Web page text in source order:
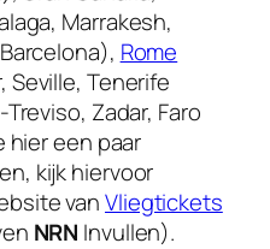
Marrakesh,
Rome
Seville, Tenerife
Zadar, Faro
een paar
kijk hiervoor
vanVliegtickets
NRN Invullen).